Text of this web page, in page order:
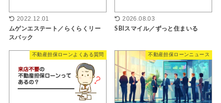
2022.12.01
ムゲンエステート／らくらくリー
スバック
2026.08.03
SBIスマイル／ずっと住まいる
不動産担保ローンよくある質問 不動産担保ローンニュース